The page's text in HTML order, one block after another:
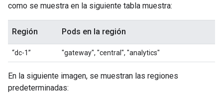
como se muestra en la siguiente tabla muestra:
Región Pods en la región
“dc-1” "gateway", "central", "analytics"
En la siguiente imagen, se muestran las regiones
predeterminadas: